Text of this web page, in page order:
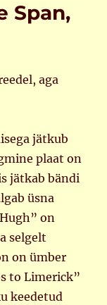
Span,
aga
jätkub
plaat on
jätkab bändi
üsna
on
selgelt
on ümber
to Limerick”
keedetud